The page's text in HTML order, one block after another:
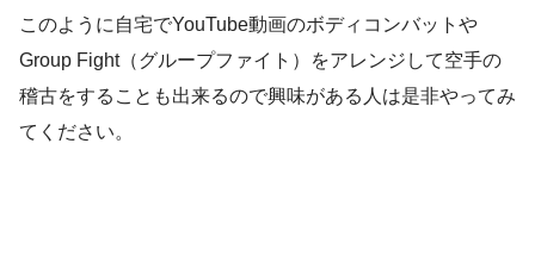
このように自宅でYouTube動画のボディコンバットや
Group Fight（グループファイト）をアレンジして空手の
稽古をすることも出来るので興味がある人は是非やってみ
てください。